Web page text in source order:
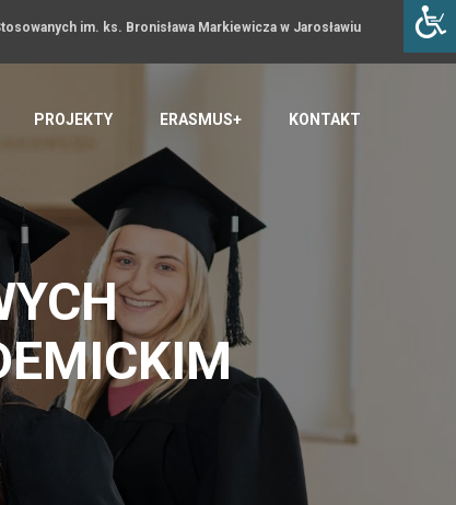
im. ks. Bronisława Markiewicza w Jarosławiu
PROJEKTY ERASMUS+ KONTAKT